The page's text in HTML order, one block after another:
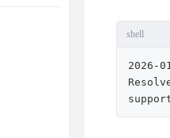
shell
2026-